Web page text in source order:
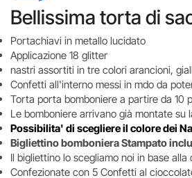
Bellissima torta di
Portachiavi in metallo lucidato
Applicazione 18 glitter
nastri assortiti in tre colori arancioni,
Confetti all'interno messi in mdo da
Torta porta bomboniere a partire da 10
Le bomboniere arrivano già montate su
Possibilita' di scegliere il colore dei
Bigliettino bomboniera Stampato
Il bigliettino lo scegliamo noi in base
Confezionate con 5 Confetti al